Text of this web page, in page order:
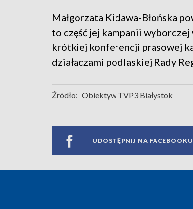
Małgorzata Kidawa-Błońska
to część jej kampanii
krótkiej konferencji prasowej
działaczami podlaskiej Rady
Źródło: Obiektyw TVP3 Białystok
UDOSTĘPNIJ NA FACEBOOKU